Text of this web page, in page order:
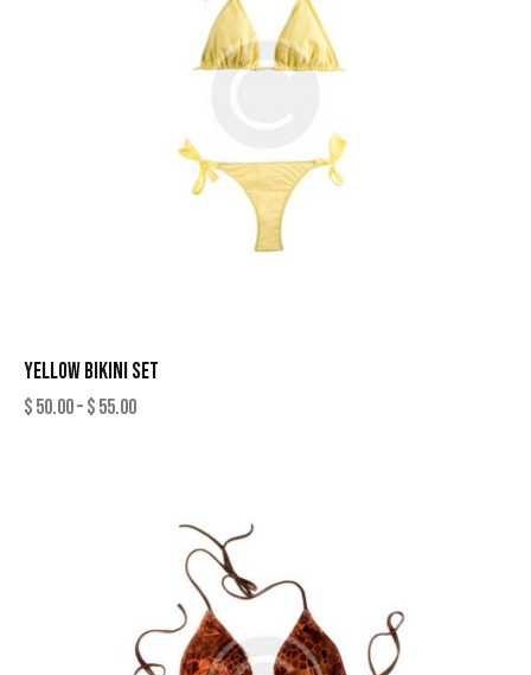
YELLOW BIKINI SET
$50.00–$55.00